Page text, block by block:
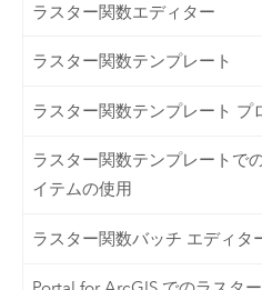
ラスター関数エディター
ラスター関数テンプレート
ラスター関数テンプレート プ
ラスター関数テンプレートで
イテムの使用
ラスター関数バッチ エディタ